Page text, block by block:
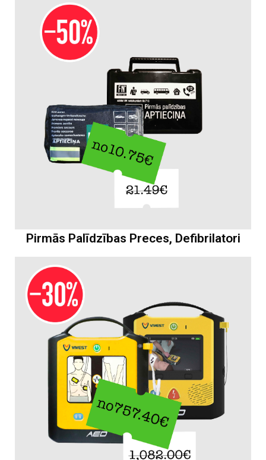
Pirmās Palīdzības Preces, Defibrilatori